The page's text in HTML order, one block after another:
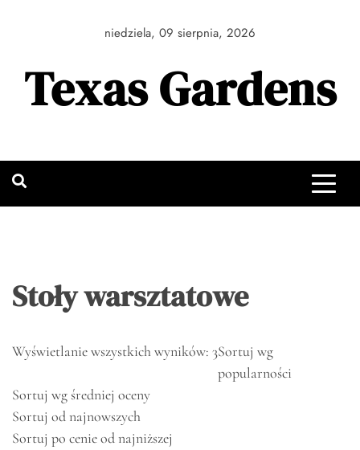
niedziela, 09 sierpnia, 2026
Texas Gardens
Stoły warsztatowe
Wyświetlanie wszystkich wyników: 3Sortuj wg
popularności
Sortuj wg średniej oceny
Sortuj od najnowszych
Sortuj po cenie od najniższej